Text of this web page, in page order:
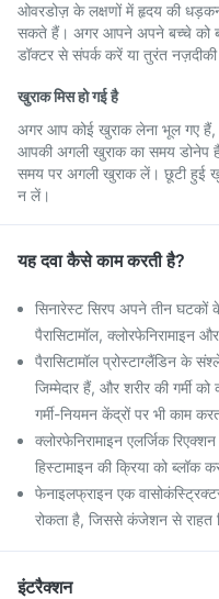
ओवरडोज़ के लक्षणों में हृदय की
सकते हैं। अगर आपने अपने बच्चे को
डॉक्टर से संपर्क करें या तुरंत
खुराक मिस हो गई है
अगर आप कोई खुराक लेना भूल गए
आपकी अगली खुराक का समय डोनेप
समय पर अगली खुराक लें। छूटी हुई
न लें।
यह दवा कैसे काम करती है?
सिनारेस्ट सिरप अपने तीन घटकों
पैरासिटामॉल, क्लोरफेनिरामाइन
पैरासिटामॉल प्रोस्टाग्लैंडिन के
जिम्मेदार हैं, और शरीर की गर्मी
गर्मी-नियमन केंद्रों पर भी काम
क्लोरफेनिरामाइन एलर्जिक रिएक्शन
हिस्टामाइन की क्रिया को ब्लॉक
फेनाइलफ्राइन एक
रोकता है, जिससे कंजेशन से राहत
इंटरैक्शन